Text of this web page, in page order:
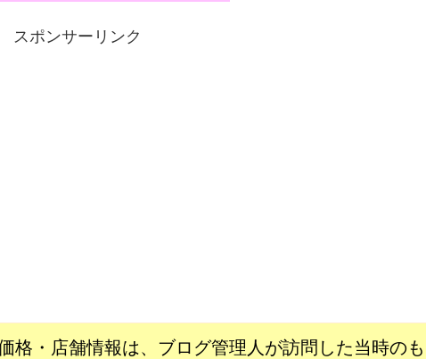
スポンサーリンク
格・店舗情報は、ブログ管理人が訪問した当時のも